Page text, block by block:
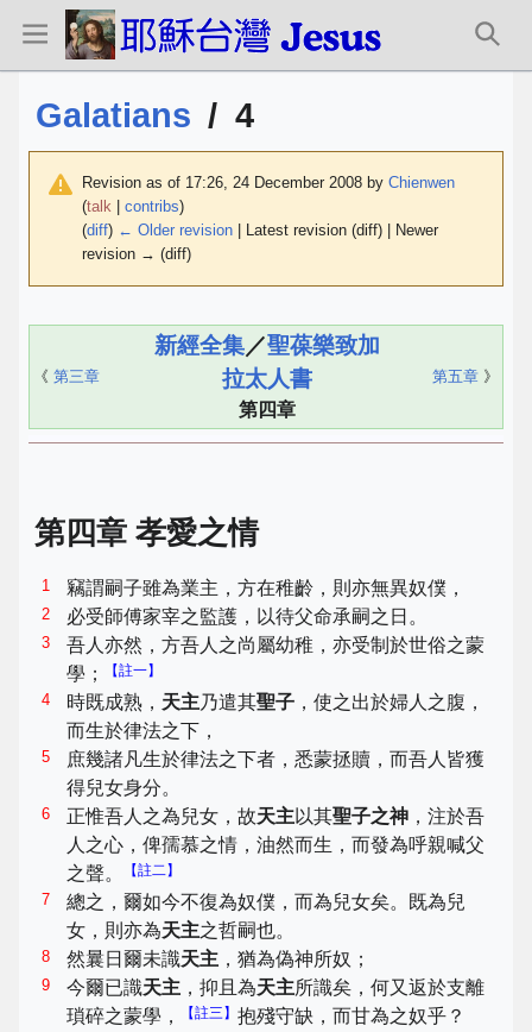
Galatians / 4
Revision as of 17:26, 24 December 2008 by Chienwen
(talk contribs)
(diff) ← Older revision | Latest revision (diff) | Newer
revision → (diff)
《 第三章
新經全集／聖葆樂致加
拉太人書
第四章
第五章 》
第四章 孝愛之情
1 竊謂嗣子雖為業主，方在稚齡，則亦無異奴僕，
2 必受師傅家宰之監護，以待父命承嗣之日。
3
吾人亦然，方吾人之尚屬幼稚，亦受制於世俗之蒙
學；
【註一】
4 時既成熟， 天主乃遣其聖子 ，使之出於婦人之腹，
而生於律法之下，
5
庶幾諸凡生於律法之下者，悉蒙拯贖，而吾人皆獲
得兒女身分。
6 正惟吾人之為兒女，故天主以其聖子之神 ，注於吾
人之心，俾孺慕之情，油然而生，而發為呼親喊父
之聲。
【註二】
7
總之，爾如今不復為奴僕，而為兒女矣。既為兒
女，則亦為天主之哲嗣也。
8 然曩日爾未識天主 ，猶為偽神所奴；
9 今爾已識天主 ，抑且為天主所識矣，何又返於支離
瑣碎之蒙學，
【註三】抱殘守缺，而甘為之奴乎？